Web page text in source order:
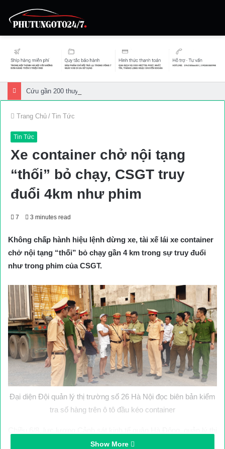
Cứu gần 200 thuyền viên gặp sự cố trên biển
Trang Chủ / Tin Tức
Tin Tức
Xe container chở nội tạng
“thối” bỏ chạy, CSGT truy
đuổi 4km như phim
7 3 minutes read
Không chấp hành hiệu lệnh dừng xe, tài xế lái xe container
chở nội tạng “thối” bỏ chạy gần 4 km trong sự truy đuổi
như trong phim của CSGT.
Đại diện Đội quản lý thị trường số 26 Hà Nội đọc biên bản kiểm
tra số hàng trên ô tô đầu kéo container
trường, Đội CSGT số 10 (Phòng CSGT, Công an Tp. Hà Nội)
Show More